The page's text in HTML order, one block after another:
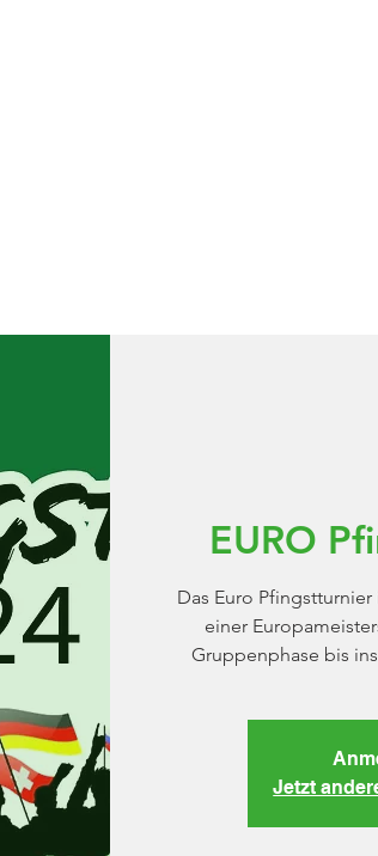
EURO
Das Euro
einer
Gruppenphase bis
Jetzt